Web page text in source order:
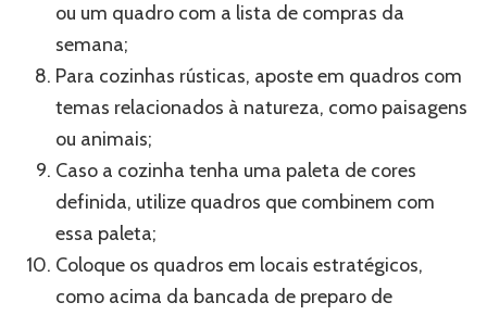
ou um quadro com a lista de compras da
semana;
Para cozinhas rústicas, aposte em quadros com
temas relacionados à natureza, como paisagens
ou animais;
Caso a cozinha tenha uma paleta de cores
definida, utilize quadros que combinem com
essa paleta;
Coloque os quadros em locais estratégicos,
como acima da bancada de preparo de